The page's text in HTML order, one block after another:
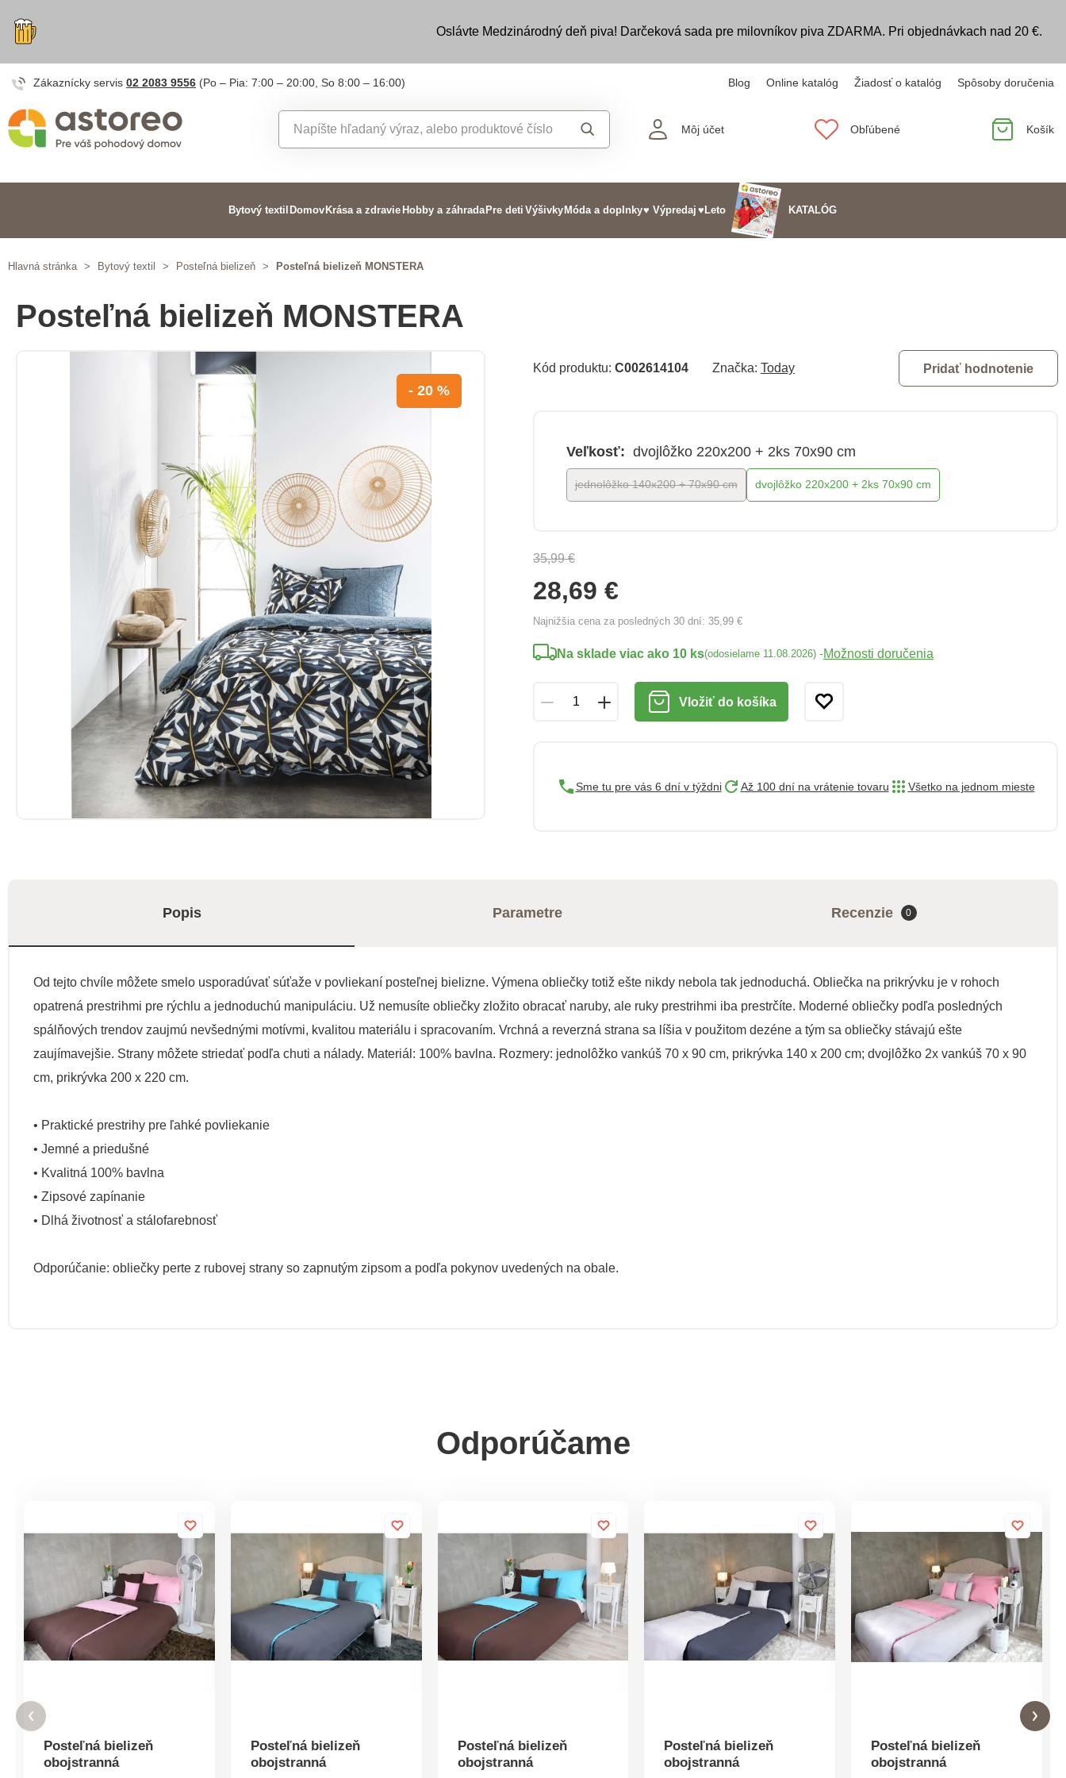
Oslávte Medzinárodný deň piva! Darčeková sada pre milovníkov piva ZDARMA. Pri objednávkach nad 20 €.
Zákaznícky servis 02 2083 9556 (Po – Pia: 7:00 – 20:00, So 8:00 – 16:00) Blog Online katalóg Žiadosť o katalóg Spôsoby doručenia
Môj účet Obľúbené Košík
Bytový textil Domov Krása a zdravie Hobby a záhrada Pre deti Výšivky Móda a doplnky♥ Výpredaj ♥Leto KATALÓG
Hlavná stránka > Bytový textil > Posteľná bielizeň > Posteľná bielizeň MONSTERA
Posteľná bielizeň MONSTERA
- 20 %
Kód produktu: C002614104 Značka: Today Pridať hodnotenie
Veľkosť: dvojlôžko 220x200 + 2ks 70x90 cm
jednolôžko 140x200 + 70x90 cm dvojlôžko 220x200 + 2ks 70x90 cm
35,99 €
28,69 €
Najnižšia cena za posledných 30 dní: 35,99 €
Na sklade viac ako 10 ks(odosielame 11.08.2026) -Možnosti doručenia
Vložiť do košíka
Sme tu pre vás 6 dní v týždni Až 100 dní na vrátenie tovaru Všetko na jednom mieste
Popis Parametre Recenzie 0
Od tejto chvíle môžete smelo usporadúvať súťaže v povliekaní posteľnej bielizne. Výmena obliečky totiž ešte nikdy nebola tak jednoduchá. Obliečka na prikrývku je v rohoch
opatrená prestrihmi pre rýchlu a jednoduchú manipuláciu. Už nemusíte obliečky zložito obracať naruby, ale ruky prestrihmi iba prestrčíte. Moderné obliečky podľa posledných
spálňových trendov zaujmú nevšednými motívmi, kvalitou materiálu i spracovaním. Vrchná a reverzná strana sa líšia v použitom dezéne a tým sa obliečky stávajú ešte
zaujímavejšie. Strany môžete striedať podľa chuti a nálady. Materiál: 100% bavlna. Rozmery: jednolôžko vankúš 70 x 90 cm, prikrývka 140 x 200 cm; dvojlôžko 2x vankúš 70 x 90
cm, prikrývka 200 x 220 cm.
• Praktické prestrihy pre ľahké povliekanie
• Jemné a priedušné
• Kvalitná 100% bavlna
• Zipsové zapínanie
• Dlhá životnosť a stálofarebnosť
Odporúčanie: obliečky perte z rubovej strany so zapnutým zipsom a podľa pokynov uvedených na obale.
Odporúčame
Posteľná bielizeň
obojstranná
Posteľná bielizeň
obojstranná
Posteľná bielizeň
obojstranná
Posteľná bielizeň
obojstranná
Posteľná bielizeň
obojstranná